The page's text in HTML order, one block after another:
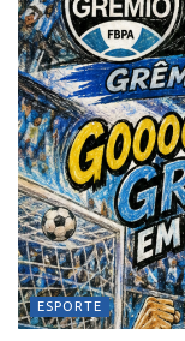
ESPORTE